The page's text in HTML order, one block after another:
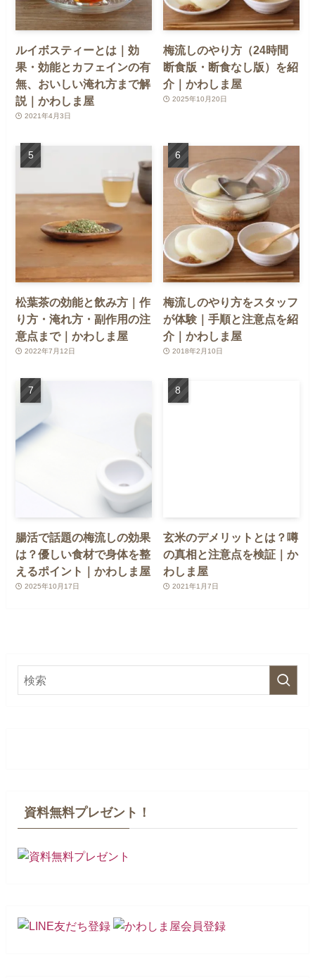
ルイボスティーとは｜効
果・効能とカフェインの有
無、おいしい淹れ方まで解
説｜かわしま屋
2021年4月3日
梅流しのやり方（24時間
断食版・断食なし版）を紹
介｜かわしま屋
2025年10月20日
松葉茶の効能と飲み方｜作
り方・淹れ方・副作用の注
意点まで｜かわしま屋
2022年7月12日
梅流しのやり方をスタッフ
が体験｜手順と注意点を紹
介｜かわしま屋
2018年2月10日
腸活で話題の梅流しの効果
は？優しい食材で身体を整
えるポイント｜かわしま屋
2025年10月17日
玄米のデメリットとは？噂
の真相と注意点を検証｜か
わしま屋
2021年1月7日
資料無料プレゼント！